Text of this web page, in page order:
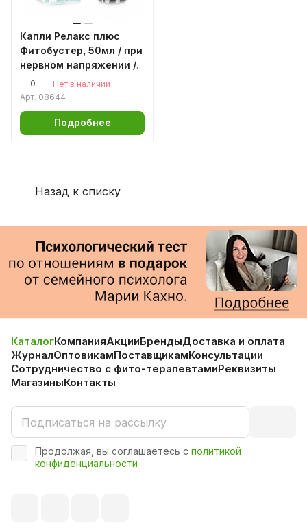
Капли Релакс плюс
Фитобустер, 50мл / при
нервном напряжении /
стрессе / бессоннице
0
Нет в наличии
Арт. 08644
Подробнее
Назад к списку
КаталогКомпанияАкцииБрендыДоставка и оплата
ЖурналОптовикамПоставщикамКонсультации
Сотрудничество с фито-терапевтамиРеквизиты
МагазиныКонтакты
Продолжая, вы соглашаетесь с политикой
конфиденциальности